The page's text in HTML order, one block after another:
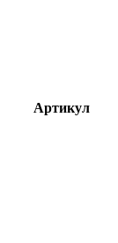
Артикул